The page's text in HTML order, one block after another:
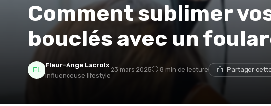
Comment sublimer
bouclés avec un
Fleur-Ange Lacroix
Influenceuse lifestyle
23 mars 2025 8 min de lecture Partager